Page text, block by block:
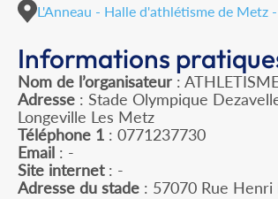
L'Anneau - Halle d'athlétisme de Metz
Informations
Nom de l’organisateur :
Adresse : Stade Olympique
Longeville Les Metz
Téléphone 1 : 0771237730
Email : -
Site internet: -
Adresse du stade : 57070 Rue